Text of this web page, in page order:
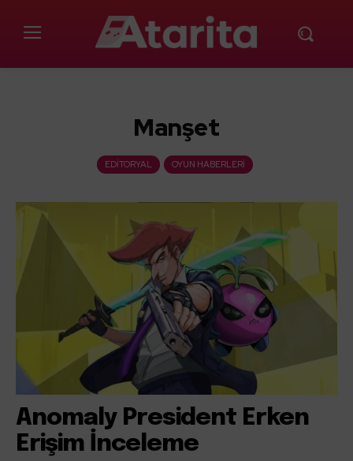
Manşet
EDITORYAL OYUN HABERLERI
Anomaly President Erken
Erişim İnceleme